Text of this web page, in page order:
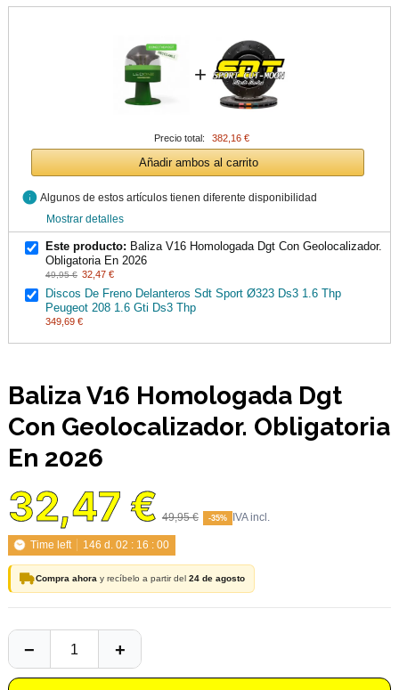
+
Precio total: 382,16 €
Añadir ambos al carrito
info Algunos de estos artículos tienen diferente disponibilidad
Mostrar detalles
Este producto: Baliza V16 Homologada Dgt Con Geolocalizador.
Obligatoria En 2026
49,95 € 32,47 €
Discos De Freno Delanteros Sdt Sport Ø323 Ds3 1.6 Thp
Peugeot 208 1.6 Gti Ds3 Thp
349,69 €
Baliza V16 Homologada Dgt
Con Geolocalizador. Obligatoria
En 2026
32,47 € 49,95 € -35%
Time left 146 d. 02 : 16 :00
Compra ahora y recíbelo a partir del 24 de agosto